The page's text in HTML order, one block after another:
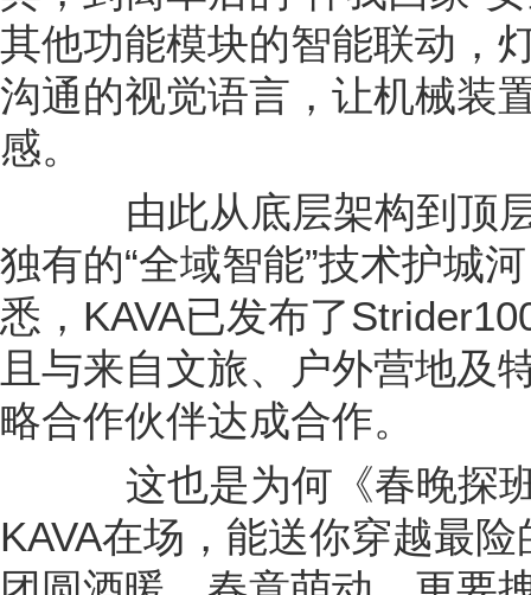
沟通的视觉语言，让机械装
感。
独有的“全域智能”技术护城
悉，KAVA已发布了
且与来自文旅、户外营地及
略合作伙伴达成合作。
这也是为何《春晚探班
KAVA在场，能送你穿越最
团圆酒暖，春意萌动，更要
山海——真正的激情，始于